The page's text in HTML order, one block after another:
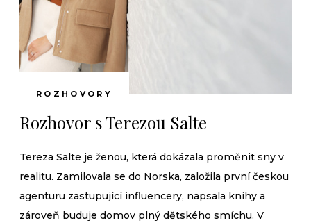
ROZHOVORY
Rozhovor s Terezou Salte
Tereza Salte je ženou, která dokázala proměnit sny v
realitu. Zamilovala se do Norska, založila první českou
agenturu zastupující influencery, napsala knihy a
zároveň buduje domov plný dětského smíchu. V